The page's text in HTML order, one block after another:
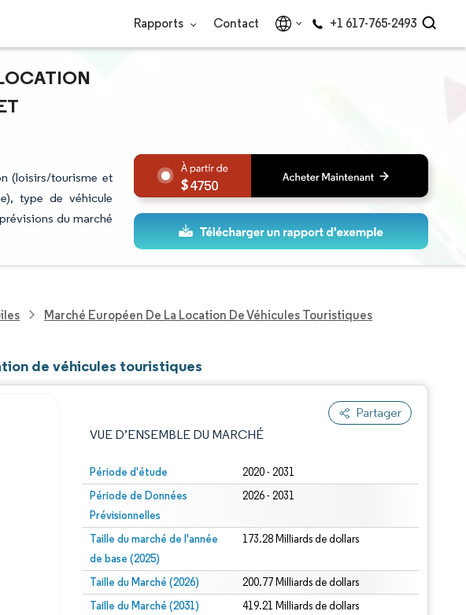
Rapports Contact +1 617-765-2493
(loisirs/tourisme et
type de véhicule
du marché
4750
Marché Européen De La Location De Véhicules Touristiques
de véhicules touristiques
Partager
VUE D’ENSEMBLE DU MARCHÉ
Période d'étude 2020 - 2031
Période de Données
Prévisionnelles
2026 - 2031
Taille du marché de l'année
de base (2025)
173.28 Milliards de dollars
Taille du Marché (2026) 200.77 Milliards de dollars
Taille du Marché (2031) 419.21 Milliards de dollars
réutilisation nécessite une attribution sous CC BY 4.0.